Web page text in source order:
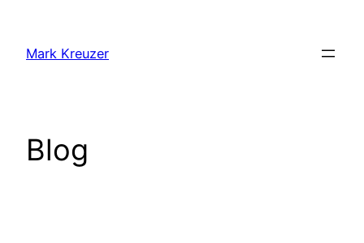
springen
Mark Kreuzer
Blog